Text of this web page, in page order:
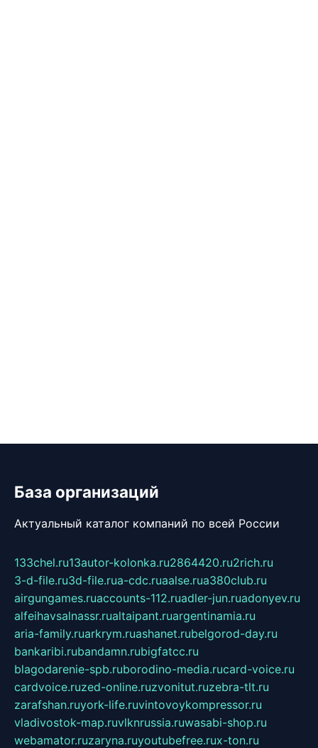
База организаций
Актуальный каталог компаний по всей России
133chel.ru13autor-kolonka.ru2864420.ru2rich.ru
3-d-file.ru3d-file.rua-cdc.ruaalse.rua380club.ru
airgungames.ruaccounts-112.ruadler-jun.ruadonyev.ru
alfeihavsalnassr.rualtaipant.ruargentinamia.ru
aria-family.ruarkrym.ruashanet.rubelgorod-day.ru
bankaribi.rubandamn.rubigfatcc.ru
blagodarenie-spb.ruborodino-media.rucard-voice.ru
cardvoice.ruzed-online.ruzvonitut.ruzebra-tlt.ru
zarafshan.ruyork-life.ruvintovoykompressor.ru
vladivostok-map.ruvlknrussia.ruwasabi-shop.ru
webamator.ruzaryna.ruyoutubefree.rux-ton.ru